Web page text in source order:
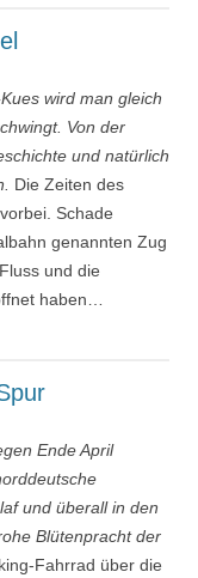
wird man gleich
Von der
und natürlich
Die Zeiten des
Schade
genannten Zug
und die
haben…
Ende April
und überall in den
Blütenpracht der
Fahrrad über die